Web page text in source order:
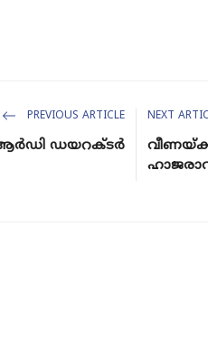
PREVIOUS ARTICLE
ഡ​യ​റ​ക്ട​ർ
NEXT